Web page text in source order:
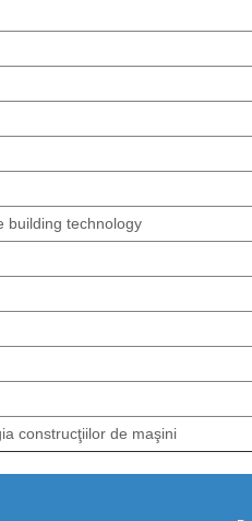
building technology
construcţiilor de maşini